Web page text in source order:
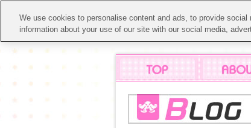
We use cookies to personalise content and ads, to provide
information about your use of our site with our social media,